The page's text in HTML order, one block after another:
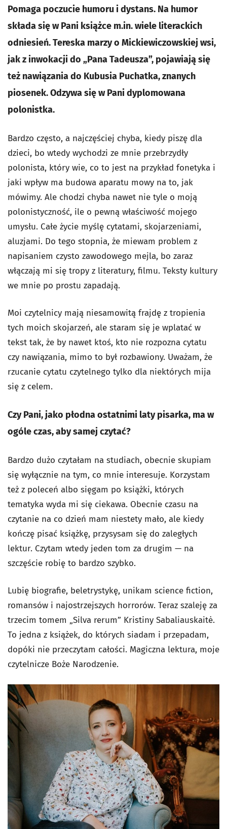
Pomaga poczucie humoru i dystans. Na humor
składa się w Pani książce m.in. wiele literackich
odniesień. Tereska marzy o Mickiewiczowskiej wsi,
jak z inwokacji do „Pana Tadeusza”, pojawiają się
też nawiązania do Kubusia Puchatka, znanych
piosenek. Odzywa się w Pani dyplomowana
polonistka.
Bardzo często, a najczęściej chyba, kiedy piszę dla
dzieci, bo wtedy wychodzi ze mnie przebrzydły
polonista, który wie, co to jest na przykład fonetyka i
jaki wpływ ma budowa aparatu mowy na to, jak
mówimy. Ale chodzi chyba nawet nie tyle o moją
polonistyczność, ile o pewną właściwość mojego
umysłu. Całe życie myślę cytatami, skojarzeniami,
aluzjami. Do tego stopnia, że miewam problem z
napisaniem czysto zawodowego mejla, bo zaraz
włączają mi się tropy z literatury, filmu. Teksty kultury
we mnie po prostu zapadają.
Moi czytelnicy mają niesamowitą frajdę z tropienia
tych moich skojarzeń, ale staram się je wplatać w
tekst tak, że by nawet ktoś, kto nie rozpozna cytatu
czy nawiązania, mimo to był rozbawiony. Uważam, że
rzucanie cytatu czytelnego tylko dla niektórych mija
się z celem.
Czy Pani, jako płodna ostatnimi laty pisarka, ma w
ogóle czas, aby samej czytać?
Bardzo dużo czytałam na studiach, obecnie skupiam
się wyłącznie na tym, co mnie interesuje. Korzystam
też z poleceń albo sięgam po książki, których
tematyka wyda mi się ciekawa. Obecnie czasu na
czytanie na co dzień mam niestety mało, ale kiedy
kończę pisać książkę, przysysam się do zaległych
lektur. Czytam wtedy jeden tom za drugim — na
szczęście robię to bardzo szybko.
Lubię biografie, beletrystykę, unikam science fiction,
romansów i najostrzejszych horrorów. Teraz szaleję za
trzecim tomem „Silva rerum” Kristiny Sabaliauskaitė.
To jedna z książek, do których siadam i przepadam,
dopóki nie przeczytam całości. Magiczna lektura, moje
czytelnicze Boże Narodzenie.